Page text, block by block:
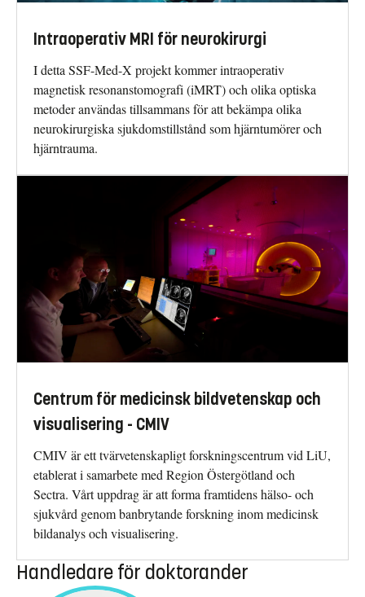
Intraoperativ MRI för neurokirurgi
I detta SSF-Med-X projekt kommer intraoperativ
magnetisk resonanstomografi (iMRT) och olika optiska
metoder användas tillsammans för att bekämpa olika
neurokirurgiska sjukdomstillstånd som hjärntumörer och
hjärntrauma.
Centrum för medicinsk bildvetenskap och
visualisering - CMIV
CMIV är ett tvärvetenskapligt forskningscentrum vid LiU,
etablerat i samarbete med Region Östergötland och
Sectra. Vårt uppdrag är att forma framtidens hälso- och
sjukvård genom banbrytande forskning inom medicinsk
bildanalys och visualisering.
Handledare för doktorander